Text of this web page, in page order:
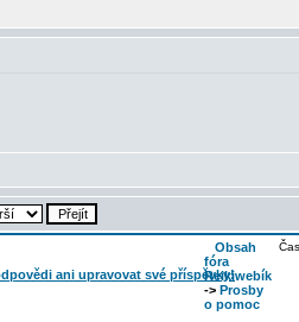
Obsah
fóra
Reikiwebík
-> Prosby
o pomoc